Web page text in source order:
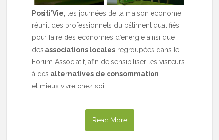
Positi’Vie, les journées de la maison économe
réunit des professionnels du bâtiment qualifiés
pour faire des économies d’énergie ainsi que
des associations locales regroupées dans le
Forum Associatif, afin de sensibiliser les visiteurs
à des alternatives de consommation
et mieux vivre chez soi.
Read More